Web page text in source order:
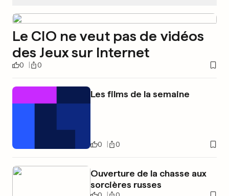
Le CIO ne veut pas de vidéos
des Jeux sur Internet
0 0
Les films de la semaine
0 0
Ouverture de la chasse aux
sorcières russes